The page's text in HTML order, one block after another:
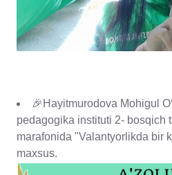
🎉Hayitmurodova Mohigul
pedagogika instituti 2- bosqich
marafonida "Valantyorlikda bir
maxsus.